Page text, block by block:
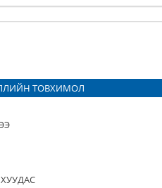
ТОВХИМОЛ